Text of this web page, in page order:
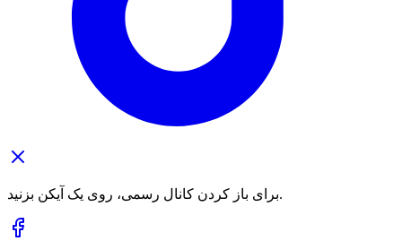
برای باز کردن کانال رسمی، روی یک آیکن بزنید.